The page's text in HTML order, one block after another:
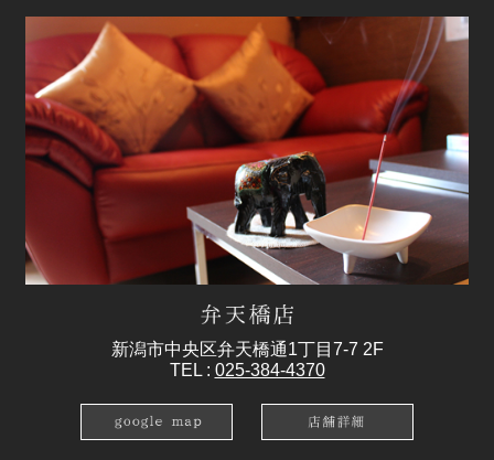
新潟市中央区弁天橋通1丁目7-7 2F
TEL : 025-384-4370